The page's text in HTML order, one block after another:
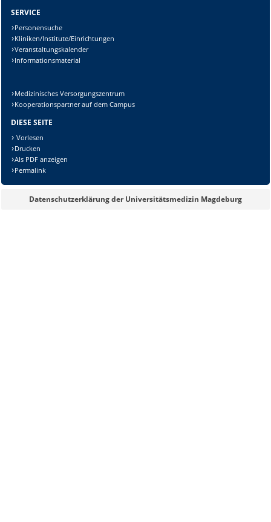
Lösung:
SERVICE
Personensuche
Kliniken/Institute/Einrichtungen
Veranstaltungskalender
Informationsmaterial
Medizinisches Versorgungszentrum
Kooperationspartner auf dem Campus
DIESE SEITE
Vorlesen
Drucken
Als PDF anzeigen
Permalink
Datenschutzerklärung der Universitätsmedizin Magdeburg